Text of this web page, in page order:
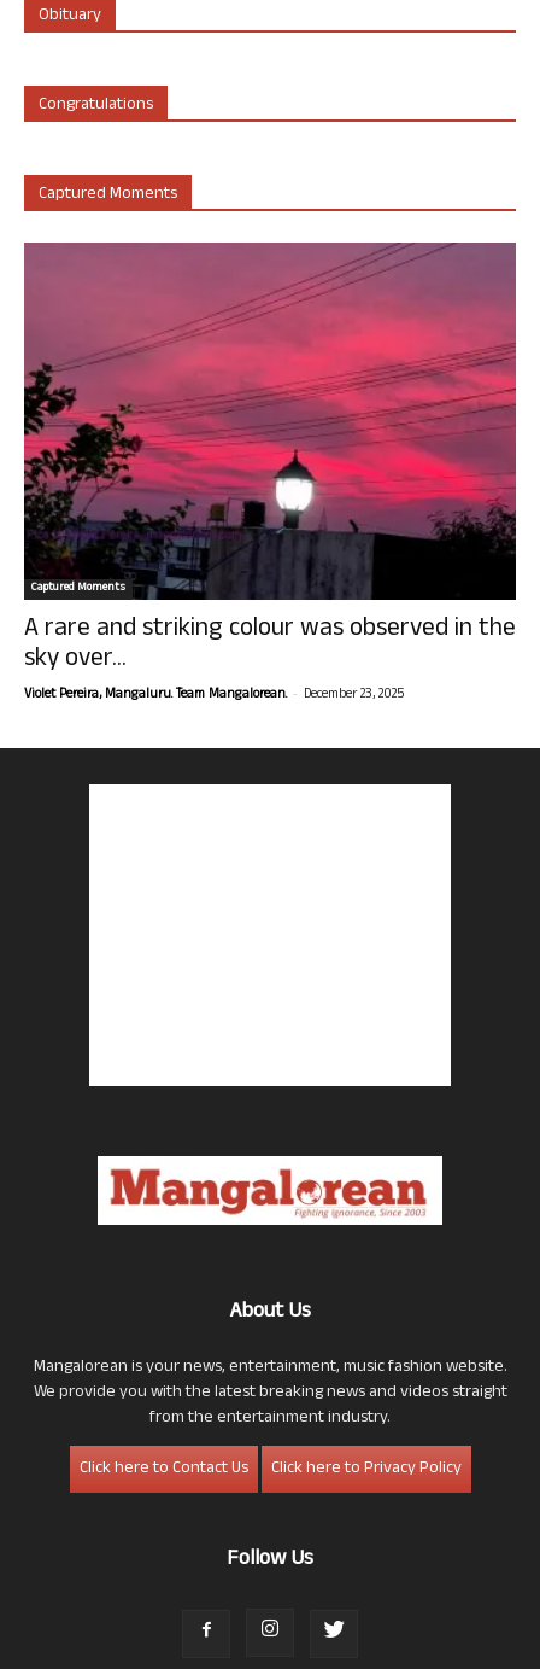
Obituary
Congratulations
Captured Moments
Captured Moments
A rare and striking colour was observed in the
sky over...
Violet Pereira, Mangaluru. Team Mangalorean. - December 23, 2025
About Us
Mangalorean is your news, entertainment, music fashion website.
We provide you with the latest breaking news and videos straight
from the entertainment industry.
Click here to Contact Us
Click here to Privacy Policy
Follow Us